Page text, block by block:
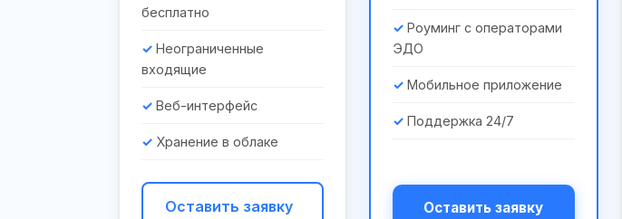
бесплатно
Неограниченные
входящие
Веб-интерфейс
Хранение в облаке
Оставить заявку
Роуминг с операторами
ЭДО
Мобильное приложение
Поддержка 24/7
Оставить заявку